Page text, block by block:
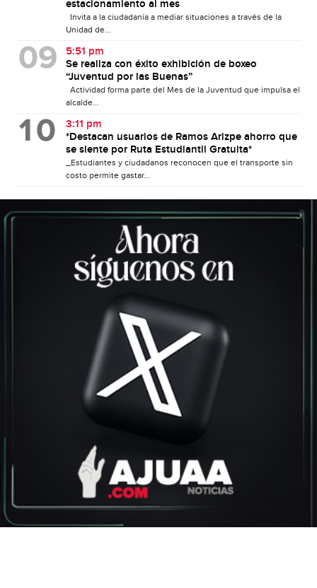
estacionamiento al mes
Invita a la ciudadanía a mediar situaciones a través de la
Unidad de...
5:51 pm
Se realiza con éxito exhibición de boxeo
“Juventud por las Buenas”
Actividad forma parte del Mes de la Juventud que impulsa el
alcalde...
3:11 pm
*Destacan usuarios de Ramos Arizpe ahorro que
se siente por Ruta Estudiantil Gratuita*
_Estudiantes y ciudadanos reconocen que el transporte sin
costo permite gastar...